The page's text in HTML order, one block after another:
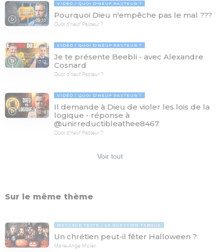
09:33
VIDÉO QUOI D'NEUF PASTEUR ?
Pourquoi Dieu n'empêche pas le mal ???
Quoi d'neuf Pasteur ?
17:12
VIDÉO QUOI D'NEUF PASTEUR ?
Je te présente Beebli - avec Alexandre
Cosnard
Quoi d'neuf Pasteur ?
12:16
VIDÉO QUOI D'NEUF PASTEUR ?
Il demande à Dieu de violer les lois de la
logique - réponse à
@unirreductibleathee8467
Quoi d'neuf Pasteur ?
Voir tout
Sur le même thème
MESSAGE TEXTE LA QUESTION TABOUE
Un chrétien peut-il fêter Halloween ?
Marie-Ange Muller